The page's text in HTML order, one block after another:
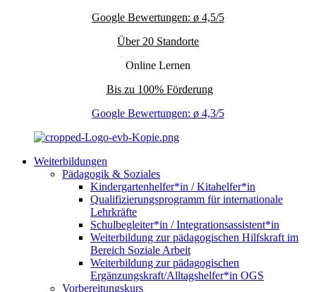
Google Bewertungen: ø 4,5/5
Über 20 Standorte
Online Lernen
Bis zu 100% Förderung
Google Bewertungen: ø 4,3/5
Weiterbildungen
Pädagogik & Soziales
Kindergartenhelfer*in / Kitahelfer*in
Qualifizierungsprogramm für internationale
Lehrkräfte
Schulbegleiter*in / Integrationsassistent*in
Weiterbildung zur pädagogischen Hilfskraft im
Bereich Soziale Arbeit
Weiterbildung zur pädagogischen
Ergänzungskraft/Alltagshelfer*in OGS
Vorbereitungskurs